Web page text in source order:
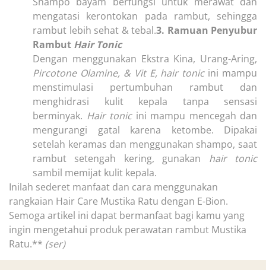
mengatasi kerontokan pada rambut, sehingga
rambut lebih sehat & tebal.3. Ramuan Penyubur
Rambut Hair Tonic
Dengan menggunakan Ekstra Kina, Urang-Aring,
Pircotone Olamine, & Vit E, hair tonic ini mampu
menstimulasi pertumbuhan rambut dan
menghidrasi kulit kepala tanpa sensasi
berminyak. Hair tonic ini mampu mencegah dan
mengurangi gatal karena ketombe. Dipakai
setelah keramas dan menggunakan shampo, saat
rambut setengah kering, gunakan hair tonic
sambil memijat kulit kepala.
Inilah sederet manfaat dan cara menggunakan
rangkaian Hair Care Mustika Ratu dengan E-Bion.
Semoga artikel ini dapat bermanfaat bagi kamu yang
ingin mengetahui produk perawatan rambut Mustika
Ratu.** (ser)